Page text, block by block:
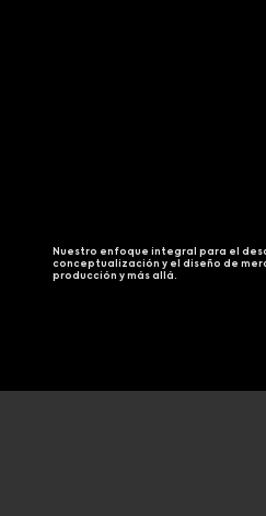
Nuestro enfoque integral para el
conceptualización y el diseño de
producción y más allá.